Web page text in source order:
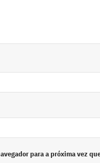
para a próxima vez